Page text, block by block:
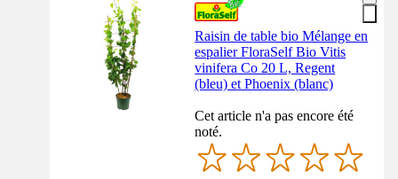
Raisin de table bio Mélange en
espalier FloraSelf Bio Vitis
vinifera Co 20 L, Regent
(bleu) et Phoenix (blanc)
Cet article n'a pas encore été
noté.